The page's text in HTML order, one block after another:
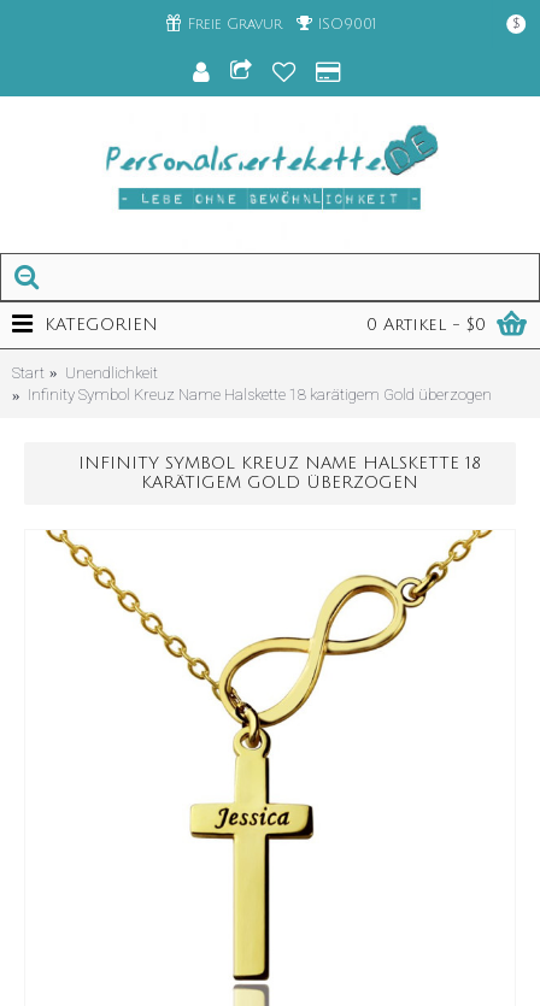
Freie Gravur ISO9001 $
0 Artikel - $0
KATEGORIEN
Start
Unendlichkeit
Infinity Symbol Kreuz Name Halskette 18 karätigem Gold überzogen
INFINITY SYMBOL KREUZ NAME HALSKETTE 18
KARÄTIGEM GOLD ÜBERZOGEN